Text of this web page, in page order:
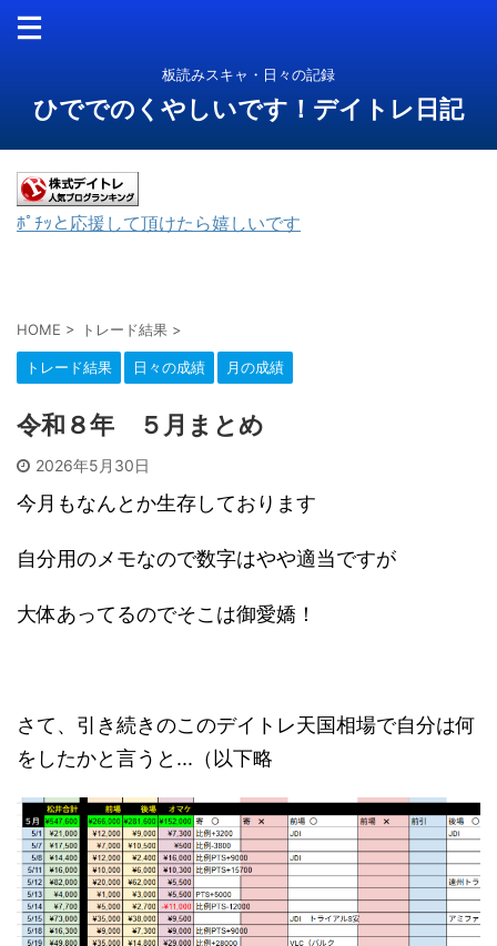
板読みスキャ・日々の記録
ひででのくやしいです！デイトレ日記
ﾎﾟﾁｯと応援して頂けたら嬉しいです
HOME > トレード結果 >
トレード結果 日々の成績 月の成績
令和８年 ５月まとめ
2026年5月30日
今月もなんとか生存しております
自分用のメモなので数字はやや適当ですが
大体あってるのでそこは御愛嬌！
さて、引き続きのこのデイトレ天国相場で自分は何
をしたかと言うと...（以下略